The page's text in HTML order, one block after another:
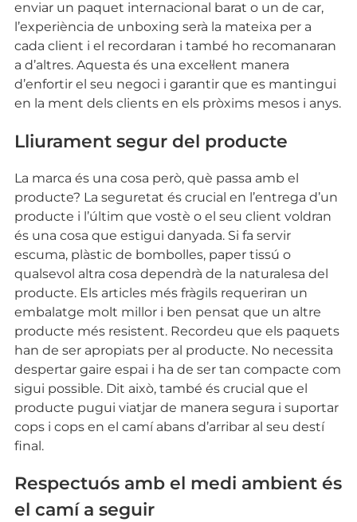
enviar un paquet internacional barat o un de car,
l’experiència de unboxing serà la mateixa per a
cada client i el recordaran i també ho recomanaran
a d’altres. Aquesta és una excel·lent manera
d’enfortir el seu negoci i garantir que es mantingui
en la ment dels clients en els pròxims mesos i anys.
Lliurament segur del producte
La marca és una cosa però, què passa amb el
producte? La seguretat és crucial en l’entrega d’un
producte i l’últim que vostè o el seu client voldran
és una cosa que estigui danyada. Si fa servir
escuma, plàstic de bombolles, paper tissú o
qualsevol altra cosa dependrà de la naturalesa del
producte. Els articles més fràgils requeriran un
embalatge molt millor i ben pensat que un altre
producte més resistent. Recordeu que els paquets
han de ser apropiats per al producte. No necessita
despertar gaire espai i ha de ser tan compacte com
sigui possible. Dit això, també és crucial que el
producte pugui viatjar de manera segura i suportar
cops i cops en el camí abans d’arribar al seu destí
final.
Respectuós amb el medi ambient és
el camí a seguir